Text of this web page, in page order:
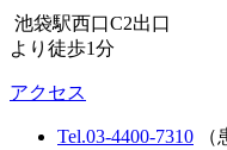
池袋駅西口C2出口
より徒歩1分
アクセス
Tel.03-4400-7310